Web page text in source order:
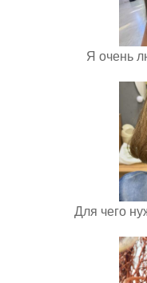
Я очень
Для чего